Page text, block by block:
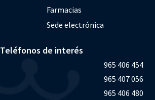
Farmacias
Sede electrónica
Teléfonos de interés
965 406 454
965 407 056
965 406 480